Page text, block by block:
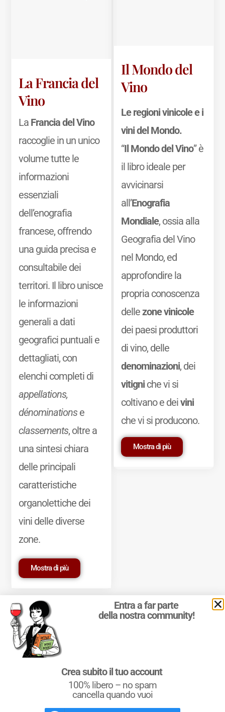
La Francia del
Vino
La Francia del Vino
raccoglie in un unico
volume tutte le
informazioni
essenziali
dell’enografia
francese, offrendo
una guida precisa e
consultabile dei
territori. Il libro unisce
le informazioni
generali a dati
geografici puntuali e
dettagliati, con
elenchi completi di
appellations,
dénominationse
classements, oltre a
una sintesi chiara
delle principali
caratteristiche
organolettiche dei
vini delle diverse
zone.
Mostra di più
Il Mondo del
Vino
Le regioni vinicole e i
vini del Mondo.
“Il Mondo del Vino” è
il libro ideale per
avvicinarsi
all’Enografia
Mondiale, ossia alla
Geografia del Vino
nel Mondo, ed
approfondire la
propria conoscenza
dellezone vinicole
dei paesi produttori
di vino, delle
denominazioni, dei
vitigniche vi si
coltivano e deivini
che vi si producono.
Mostra di più
Marchio Reg. | P.IVA 03921390245
Condizioni d'uso|Privacy Policy|Cookie Policy
cookie
Entra a far parte
della nostra community!
Crea subito il tuo account
100% libero – no spam
cancella quando vuoi